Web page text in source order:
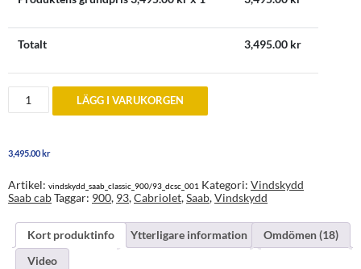
Totalt 3,495.00 kr
Vindskydd
Saab
2
9-
3
typ
1,
1994-
2003
mängd
LÄGG I VARUKORGEN
3,495.00kr
Artikel: vindskydd_saab_classic_900/93_dcsc_001 Kategori: Vindskydd
Saab cabTaggar: 900, 93,Cabriolet,Saab,Vindskydd
Kort produktinfo Ytterligare information
Omdömen (18)
Video